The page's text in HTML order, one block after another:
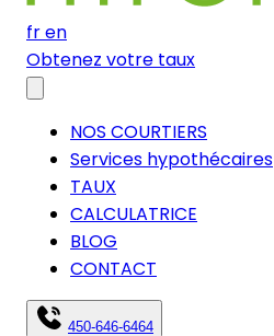
fren
Obtenez votre taux
NOS COURTIERS
Services hypothécaires
TAUX
CALCULATRICE
BLOG
CONTACT
450-646-6464